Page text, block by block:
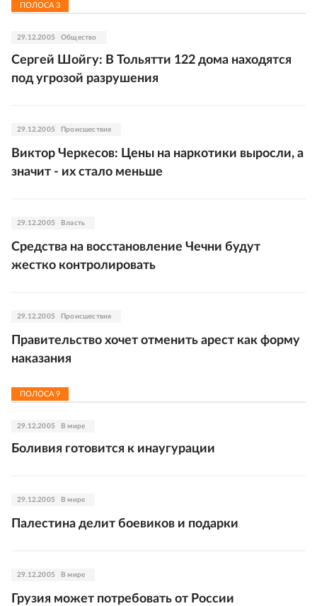
ПОЛОСА 3
29.12.2005 Общество
Сергей Шойгу: В Тольятти 122 дома находятся
под угрозой разрушения
29.12.2005 Происшествия
Виктор Черкесов: Цены на наркотики выросли, а
значит - их стало меньше
29.12.2005 Власть
Средства на восстановление Чечни будут
жестко контролировать
29.12.2005 Происшествия
Правительство хочет отменить арест как форму
наказания
ПОЛОСА 9
29.12.2005 В мире
Боливия готовится к инаугурации
29.12.2005 В мире
Палестина делит боевиков и подарки
29.12.2005 В мире
Грузия может потребовать от России